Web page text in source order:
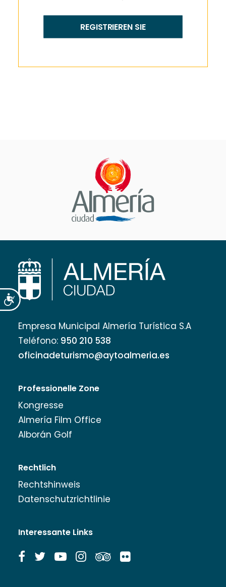
Accesibilidad
REGISTRIEREN SIE
Empresa Municipal Almería Turística S.A
Teléfono: 950 210 538
oficinadeturismo@aytoalmeria.es
Professionelle Zone
Kongresse
Almería Film Office
Alborán Golf
Rechtlich
Rechtshinweis
Datenschutzrichtlinie
Interessante Links